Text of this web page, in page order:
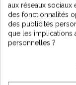
Joint quartz +
PROTEO 5 en
aux réseaux
des fonctionnalités
des publicités
que les implications
personnelles ?